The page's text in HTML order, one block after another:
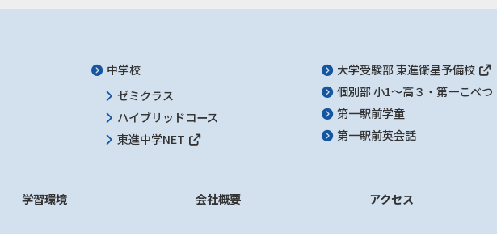
中学校
ゼミクラス
ハイブリッドコース
東進中学NET
大学受験部 東進衛星予備校
個別部 小1～高３・第一こべつ
第一駅前学童
第一駅前英会話
学習環境 会社概要 アクセス